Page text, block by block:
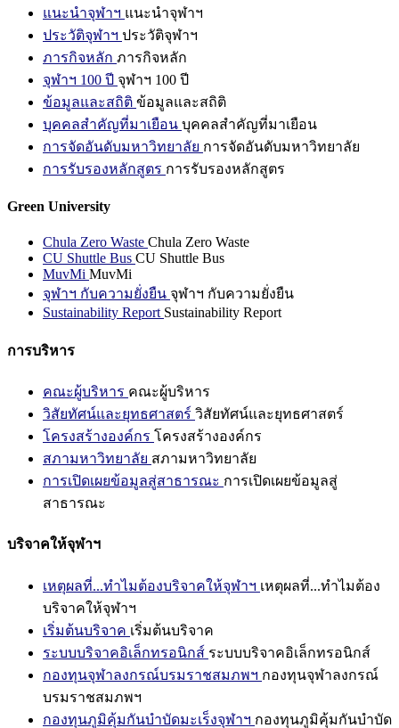
แนะนำจุฬาฯ แนะนำจุฬาฯ
ประวัติจุฬาฯ ประวัติจุฬาฯ
ภารกิจหลัก ภารกิจหลัก
จุฬาฯ 100 ปี จุฬาฯ 100 ปี
ข้อมูลและสถิติ ข้อมูลและสถิติ
บุคคลสำคัญที่มาเยือน บุคคลสำคัญที่มาเยือน
การจัดอันดับมหาวิทยาลัย การจัดอันดับมหาวิทยาลัย
การรับรองหลักสูตร การรับรองหลักสูตร
Green University
Chula Zero Waste Chula Zero Waste
CU Shuttle Bus CU Shuttle Bus
MuvMi MuvMi
จุฬาฯ กับความยั่งยืน จุฬาฯ กับความยั่งยืน
Sustainability Report Sustainability Report
การบริหาร
คณะผู้บริหาร คณะผู้บริหาร
วิสัยทัศน์และยุทธศาสตร์ วิสัยทัศน์และยุทธศาสตร์
โครงสร้างองค์กร โครงสร้างองค์กร
สภามหาวิทยาลัย สภามหาวิทยาลัย
การเปิดเผยข้อมูลสู่สาธารณะ การเปิดเผยข้อมูลสู่
สาธารณะ
บริจาคให้จุฬาฯ
เหตุผลที่...ทำไมต้องบริจาคให้จุฬาฯ เหตุผลที่...ทำไมต้อง
บริจาคให้จุฬาฯ
เริ่มต้นบริจาค เริ่มต้นบริจาค
ระบบบริจาคอิเล็กทรอนิกส์ ระบบบริจาคอิเล็กทรอนิกส์
กองทุนจุฬาลงกรณ์บรมราชสมภพฯ กองทุนจุฬาลงกรณ์
บรมราชสมภพฯ
กองทุนภูมิคุ้มกันบำบัดมะเร็งจุฬาฯ กองทุนภูมิคุ้มกันบำบัด